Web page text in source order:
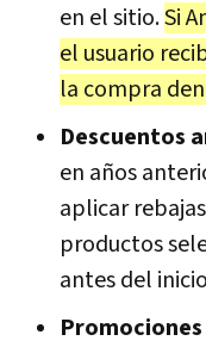
en el sitio.Si
el usuario
la compra
Descuentos
en años
aplicar
productos
antes del